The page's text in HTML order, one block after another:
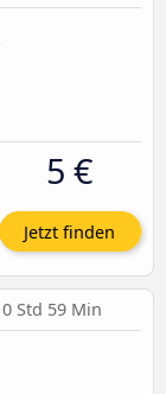
5 €
Jetzt finden
0 Std 59 Min